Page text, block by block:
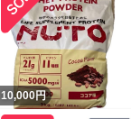
10,000円